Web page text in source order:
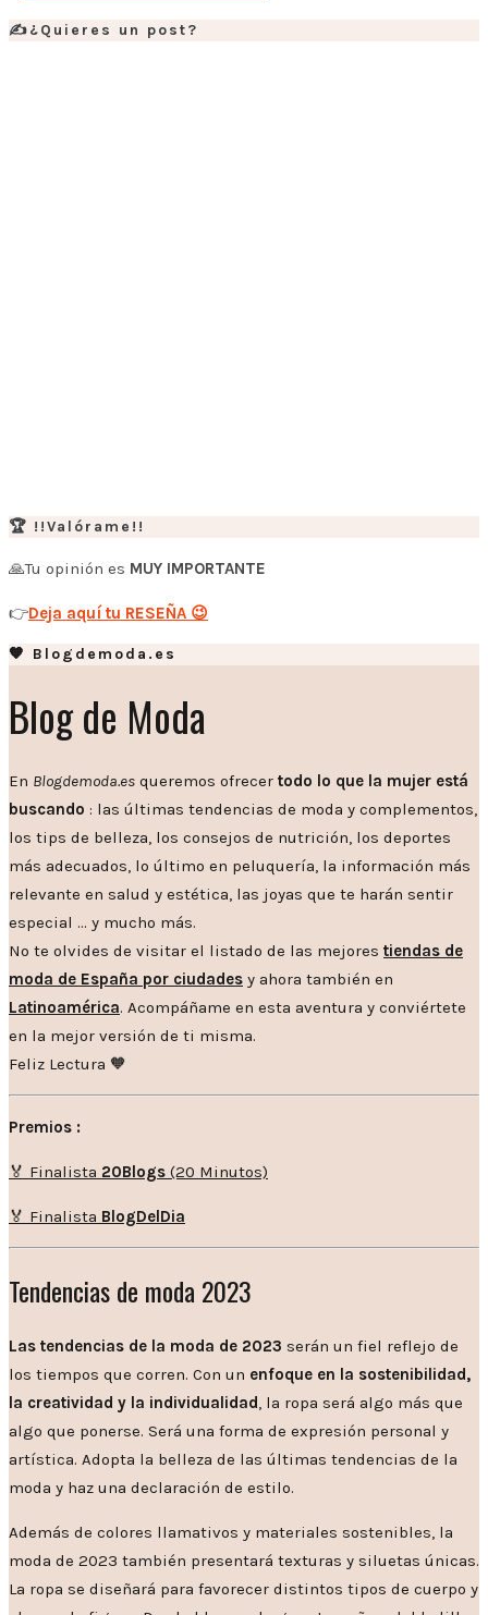
✍️¿Quieres un post?
🏆 !!Valórame!!
🙏Tu opinión es MUY IMPORTANTE
👉Deja aquí tu RESEÑA 😉
🧡 Blogdemoda.es
Blog de Moda
En Blogdemoda.es queremos ofrecer todo lo que la mujer está
buscando : las últimas tendencias de moda y complementos,
los tips de belleza, los consejos de nutrición, los deportes
más adecuados, lo último en peluquería, la información más
relevante en salud y estética, las joyas que te harán sentir
especial … y mucho más.
No te olvides de visitar el listado de las mejores tiendas de
moda de España por ciudades y ahora también en
Latinoamérica. Acompáñame en esta aventura y conviértete
en la mejor versión de ti misma.
Feliz Lectura 🧡
Premios :
🏅 Finalista 20Blogs (20 Minutos)
🏅 Finalista BlogDelDia
Tendencias de moda 2023
Las tendencias de la moda de 2023 serán un fiel reflejo de
los tiempos que corren. Con un enfoque en la sostenibilidad,
la creatividad y la individualidad, la ropa será algo más que
algo que ponerse. Será una forma de expresión personal y
artística. Adopta la belleza de las últimas tendencias de la
moda y haz una declaración de estilo.
Además de colores llamativos y materiales sostenibles, la
moda de 2023 también presentará texturas y siluetas únicas.
La ropa se diseñará para favorecer distintos tipos de cuerpo y